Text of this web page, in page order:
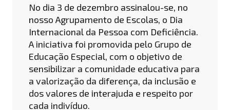
No dia 3 de dezembro assinalou-se, no
nosso Agrupamento de Escolas, o Dia
Internacional da Pessoa com Deficiência.
A iniciativa foi promovida pelo Grupo de
Educação Especial, com o objetivo de
sensibilizar a comunidade educativa para
a valorização da diferença, da inclusão e
dos valores de interajuda e respeito por
cada indivíduo.